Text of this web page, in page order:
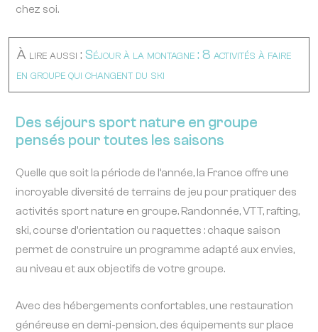
chez soi.
À lire aussi :Séjour à la montagne : 8 activités à faire
en groupe qui changent du ski
Des séjours sport nature en groupe
pensés pour toutes les saisons
Quelle que soit la période de l’année, la France offre une
incroyable diversité de terrains de jeu pour pratiquer des
activités sport nature en groupe. Randonnée, VTT, rafting,
ski, course d’orientation ou raquettes : chaque saison
permet de construire un programme adapté aux envies,
au niveau et aux objectifs de votre groupe.
Avec des hébergements confortables, une restauration
généreuse en demi-pension, des équipements sur place